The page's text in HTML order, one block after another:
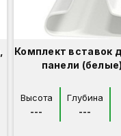
Комплект вставок
панели
Высота
---
Глубина
---